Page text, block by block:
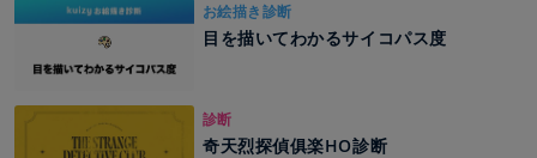
お絵描き診断
目を描いてわかるサイコパス度
診断
奇天烈探偵俱楽HO診断